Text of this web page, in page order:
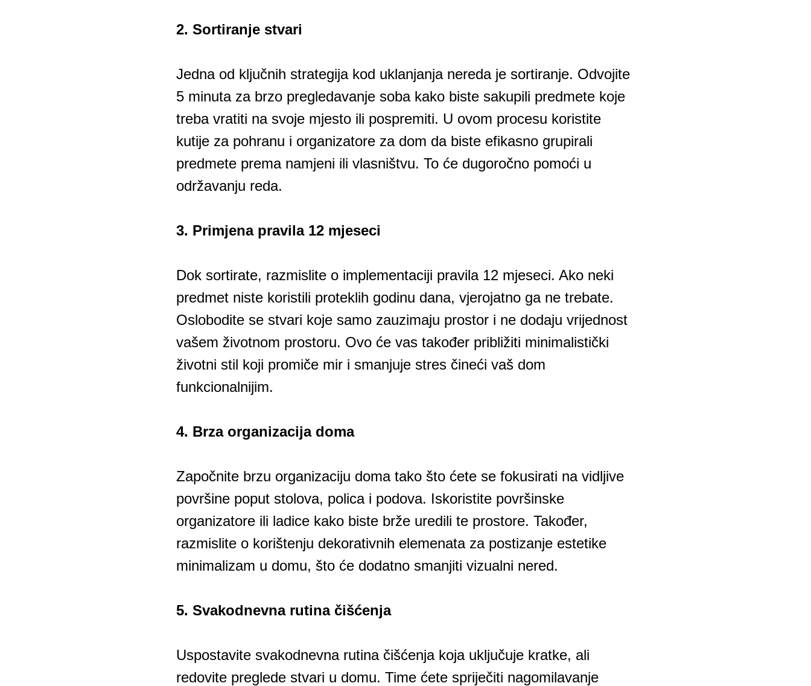
2. Sortiranje stvari
Jedna od ključnih strategija kod uklanjanja nereda je sortiranje. Odvojite
5 minuta za brzo pregledavanje soba kako biste sakupili predmete koje
treba vratiti na svoje mjesto ili pospremiti. U ovom procesu koristite
kutije za pohranu i organizatore za dom da biste efikasno grupirali
predmete prema namjeni ili vlasništvu. To će dugoročno pomoći u
održavanju reda.
3. Primjena pravila 12 mjeseci
Dok sortirate, razmislite o implementaciji pravila 12 mjeseci. Ako neki
predmet niste koristili proteklih godinu dana, vjerojatno ga ne trebate.
Oslobodite se stvari koje samo zauzimaju prostor i ne dodaju vrijednost
vašem životnom prostoru. Ovo će vas također približiti minimalistički
životni stil koji promiče mir i smanjuje stres čineći vaš dom
funkcionalnijim.
4. Brza organizacija doma
Započnite brzu organizaciju doma tako što ćete se fokusirati na vidljive
površine poput stolova, polica i podova. Iskoristite površinske
organizatore ili ladice kako biste brže uredili te prostore. Također,
razmislite o korištenju dekorativnih elemenata za postizanje estetike
minimalizam u domu, što će dodatno smanjiti vizualni nered.
5. Svakodnevna rutina čišćenja
Uspostavite svakodnevna rutina čišćenja koja uključuje kratke, ali
redovite preglede stvari u domu. Time ćete spriječiti nagomilavanje